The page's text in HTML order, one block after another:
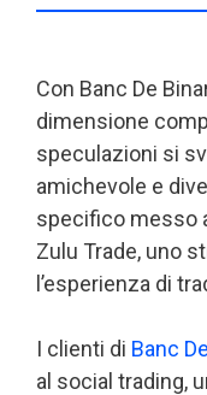
Con Banc De
dimensione
speculazioni si
amichevole e
specifico messo
Zulu Trade, uno
l’esperienza di
I clienti di Banc
al social trading,